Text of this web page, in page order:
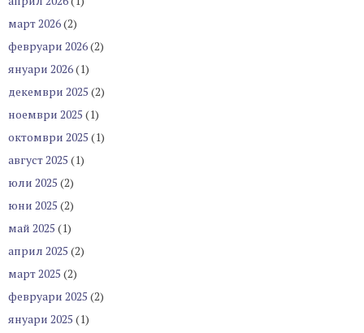
март 2026(2)
февруари 2026(2)
януари 2026(1)
декември 2025 (2)
ноември 2025 (1)
октомври 2025 (1)
август 2025 (1)
юли 2025 (2)
юни 2025 (2)
май 2025 (1)
април 2025 (2)
март 2025 (2)
февруари 2025 (2)
януари 2025 (1)